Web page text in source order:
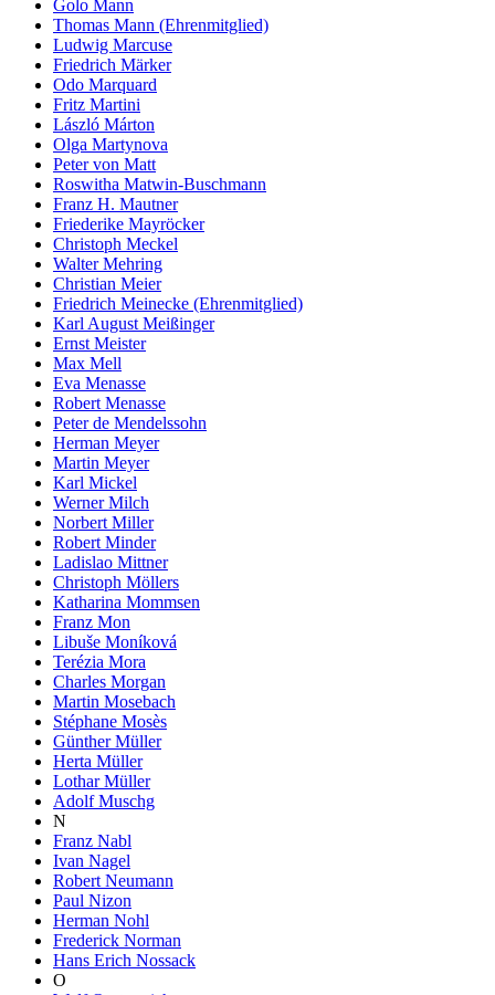
Golo Mann
Thomas Mann (Ehrenmitglied)
Ludwig Marcuse
Friedrich Märker
Odo Marquard
Fritz Martini
László Márton
Olga Martynova
Peter von Matt
Roswitha Matwin-Buschmann
Franz H. Mautner
Friederike Mayröcker
Christoph Meckel
Walter Mehring
Christian Meier
Friedrich Meinecke (Ehrenmitglied)
Karl August Meißinger
Ernst Meister
Max Mell
Eva Menasse
Robert Menasse
Peter de Mendelssohn
Herman Meyer
Martin Meyer
Karl Mickel
Werner Milch
Norbert Miller
Robert Minder
Ladislao Mittner
Christoph Möllers
Katharina Mommsen
Franz Mon
Libuše Moníková
Terézia Mora
Charles Morgan
Martin Mosebach
Stéphane Mosès
Günther Müller
Herta Müller
Lothar Müller
Adolf Muschg
N
Franz Nabl
Ivan Nagel
Robert Neumann
Paul Nizon
Herman Nohl
Frederick Norman
Hans Erich Nossack
O